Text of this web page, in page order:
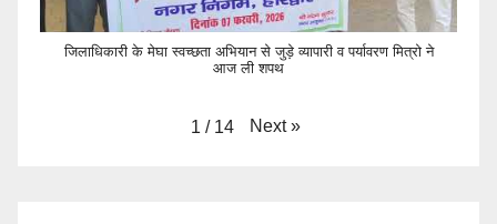
जिलाधिकारी के मेघा स्वच्छता अभियान से जुड़े व्यापारी व पर्यावरण मित्रो ने
आज ली शपथ
1 / 14 Next »